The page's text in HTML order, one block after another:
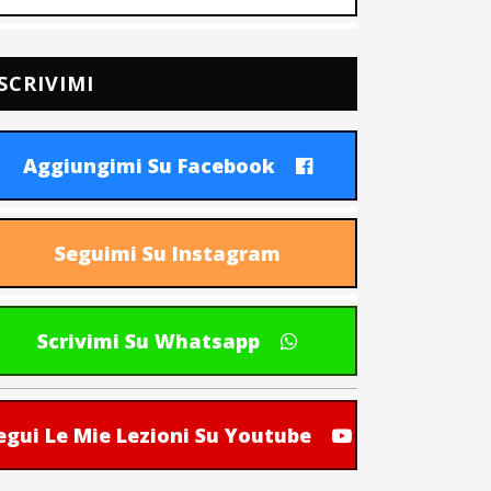
Aggiungimi Su Facebook
Seguimi Su Instagram
Scrivimi Su Whatsapp
Le Mie Lezioni Su Youtube